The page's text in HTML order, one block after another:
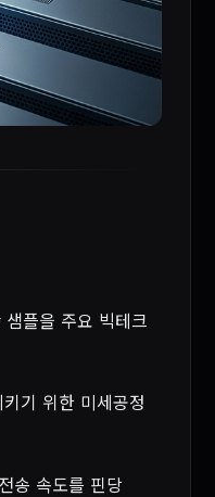
플을 주요 빅테크
기 위한 미세공정
송 속도를 핀당